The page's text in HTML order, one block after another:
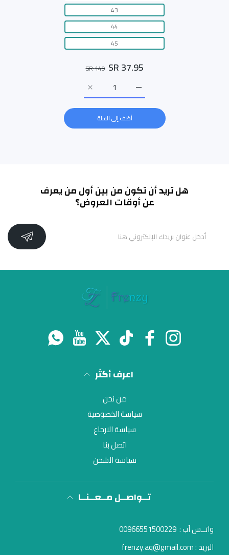
43
44
45
37.95 SR
149 SR
زيادة كمية حذاء كاجوال 72255 KHAKI/كاكي / 41زيادة كمية حذاء كاجوال 72255 KHAKI/كاكي / 41
أضف إلى السلة
هل تريد أن تكون من بين أول من يعرف
عن أوقات العروض؟
انستغرام فيسبوك تيك توكتويتر موقع يوتيوب
واتس اب
اعرف أكثر
من نحن
سياسة الخصوصية
سياسة الارجاع
اتصل بنا
سياسة الشحن
تــواصــل مــعــنــا
واتــس آب :
البريد : frenzy.aq@gmail.com